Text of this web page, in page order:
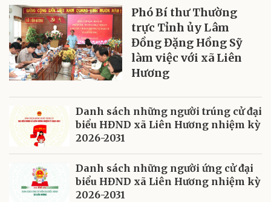
Phó Bí thư Thường
trực Tỉnh ủy Lâm
Đồng Đặng Hồng Sỹ
làm việc với xã Liên
Hương
Danh sách những người trúng cử đại
biểu HĐND xã Liên Hương nhiệm kỳ
2026-2031
Danh sách những người ứng cử đại
biểu HĐND xã Liên Hương nhiệm kỳ
2026-2031